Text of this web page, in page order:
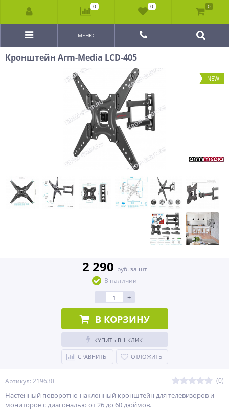
МЕНЮ
Кронштейн Arm-Media LCD-405
NEW
Артикул: 219630 (0)
Настенный поворотно-наклонный кронштейн для телевизоров и
мониторов с диагональю от 26 до 60 дюймов.
2 290 руб. за шт
В наличии
- +
В КОРЗИНУ
КУПИТЬ В 1 КЛИК
СРАВНИТЬ ОТЛОЖИТЬ
0 0 0